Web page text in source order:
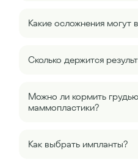
Какие осложнения могут
Сколько держится
Можно ли кормить
маммопластики?
Как выбрать импланты?